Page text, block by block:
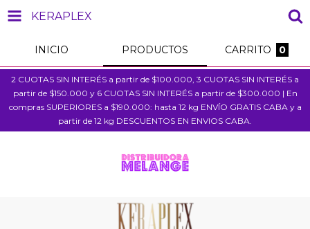
KERAPLEX
INICIO PRODUCTOS CARRITO 0
2 CUOTAS SIN INTERÉS a partir de $100.000, 3 CUOTAS SIN INTERÉS a
partir de $150.000 y 6 CUOTAS SIN INTERÉS a partir de $300.000 | En
compras SUPERIORES a $190.000: hasta 12 kg ENVÍO GRATIS CABA y a
partir de 12 kg DESCUENTOS EN ENVIOS CABA.